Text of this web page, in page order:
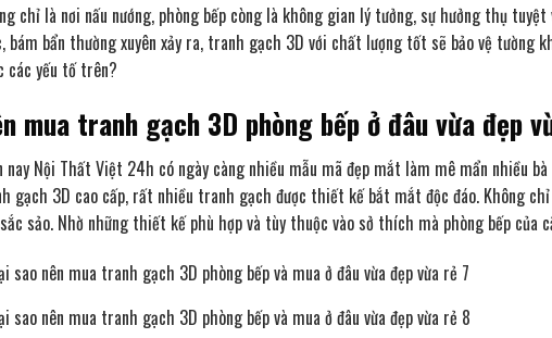
chỉ là nơi nấu nướng, phòng bếp còng là không gian lý tưởng, sự hưởng thụ
bám bẩn thường xuyên xảy ra, tranh gạch 3D với chất lượng tốt sẽ bảo vệ tường
các yếu tố trên?
mua tranh gạch 3D phòng bếp ở đâu vừa đẹp
nay Nội Thất Việt 24h có ngày càng nhiều mẫu mã đẹp mắt làm mê mẩn nhiều
gạch 3D cao cấp, rất nhiều tranh gạch được thiết kế bắt mắt độc đáo. Không
sảo. Nhờ những thiết kế phù hợp và tùy thuộc vào sở thích mà phòng bếp